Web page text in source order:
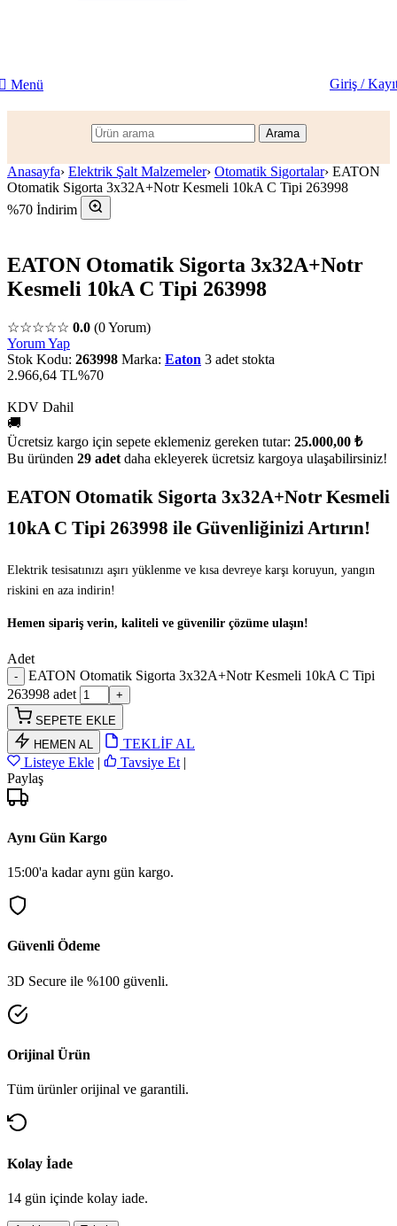
Menü Giriş /
Arama
Anasayfa› Elektrik Şalt Malzemeler› Otomatik Sigortalar› EATON
Otomatik Sigorta 3x32A+Notr Kesmeli 10kA C Tipi 263998
%70 İndirim
EATON Otomatik Sigorta 3x32A+Notr
Kesmeli 10kA C Tipi 263998
☆☆☆☆☆ 0.0 (0 Yorum)
Yorum Yap
Stok Kodu: 263998 Marka: Eaton 3 adet stokta
2.966,64 TL%70
KDV Dahil
🚚
Ücretsiz kargo için sepete eklemeniz gereken tutar: 25.000,00 ₺
Bu üründen 29 adet daha ekleyerek ücretsiz kargoya ulaşabilirsiniz!
EATON Otomatik Sigorta 3x32A+Notr Kesmeli
10kA C Tipi 263998 ile Güvenliğinizi Artırın!
Elektrik tesisatınızı aşırı yüklenme ve kısa devreye karşı koruyun, yangın
riskini en aza indirin!
Hemen sipariş verin, kaliteli ve güvenilir çözüme ulaşın!
Adet
EATON Otomatik Sigorta 3x32A+Notr Kesmeli 10kA C Tipi
263998 adet
SEPETE EKLE
HEMEN AL
TEKLİF AL
Listeye Ekle | Tavsiye Et |
Paylaş
Aynı Gün Kargo
15:00'a kadar aynı gün kargo.
Güvenli Ödeme
3D Secure ile %100 güvenli.
Orijinal Ürün
Tüm ürünler orijinal ve garantili.
Kolay İade
14 gün içinde kolay iade.